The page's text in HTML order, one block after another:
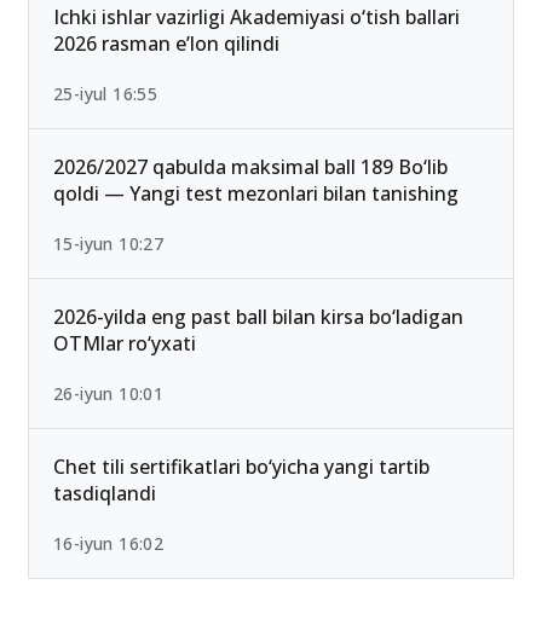
13-iyun 00:02
Ichki ishlar vazirligi Akademiyasi o‘tish ballari
2026 rasman e’lon qilindi
25-iyul 16:55
2026/2027 qabulda maksimal ball 189 Bo‘lib
qoldi — Yangi test mezonlari bilan tanishing
15-iyun 10:27
2026-yilda eng past ball bilan kirsa bo‘ladigan
OTMlar ro‘yxati
26-iyun 10:01
Chet tili sertifikatlari bo‘yicha yangi tartib
tasdiqlandi